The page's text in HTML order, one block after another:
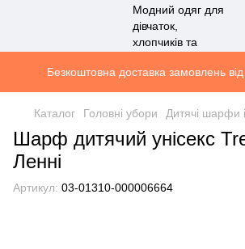
Безкоштовна доставка замовлень
Каталог Головні убори Дитячі шарфи
Шарф дитячий унісекс
Ленні
Артикул: 03-01310-000006664